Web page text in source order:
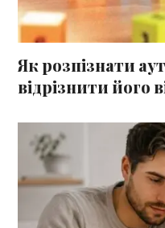
Як розпізнати
відрізнити його